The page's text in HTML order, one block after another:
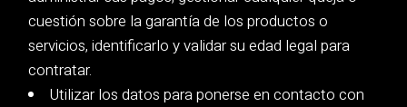
cuestión sobre la garantía de los productos o
servicios, identificarlo y validar su edad legal para
contratar.
Utilizar los datos para ponerse en contacto con